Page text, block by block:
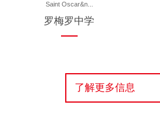
Saint Oscar&n...
罗梅罗中学
了解更多信息